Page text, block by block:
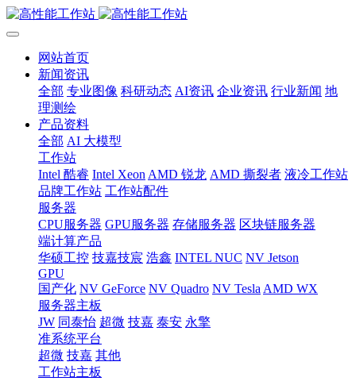
网站首页
新闻资讯
全部 专业图像 科研动态 AI资讯 企业资讯 行业新闻 地
理测绘
产品资料
全部 AI 大模型
工作站
Intel 酷睿 Intel Xeon AMD 锐龙 AMD 撕裂者 液冷工作站
品牌工作站 工作站配件
服务器
CPU服务器 GPU服务器 存储服务器 区块链服务器
端计算产品
华硕工控 技嘉技宸 浩鑫 INTEL NUC NV Jetson
GPU
国产化 NV GeForce NV Quadro NV Tesla AMD WX
服务器主板
JW 同泰怡 超微 技嘉 泰安 永擎
准系统平台
超微 技嘉 其他
工作站主板